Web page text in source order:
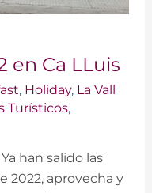
en Ca LLuis
, Holiday, La Vall
Turísticos,
han salido las
2022, aprovecha y